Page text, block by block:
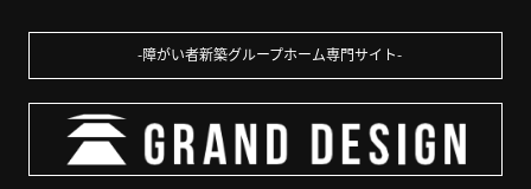
障がい者新築グループホーム専門サイト